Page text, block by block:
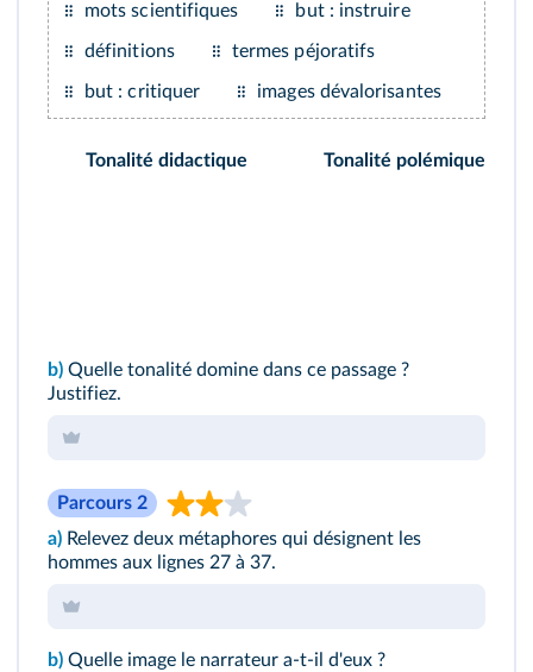
mots scientifiques but : instruire
définitions termes péjoratifs
but : critiquer images dévalorisantes
Tonalité didactique Tonalité polémique
b) Quelle tonalité domine dans ce passage ?
Justifiez.
Parcours 2
a) Relevez deux métaphores qui désignent les
hommes aux lignes 27 à 37.
b) Quelle image le narrateur a-t-il d'eux ?